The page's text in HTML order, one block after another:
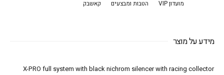
מועדון VIP הטבות ומבצעים קאשבק
מידע על מוצר
X-PRO full system with black nichrom silencer with racing collector